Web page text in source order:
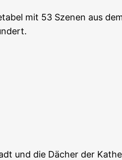
mit 53 Szenen aus
und die Dächer der